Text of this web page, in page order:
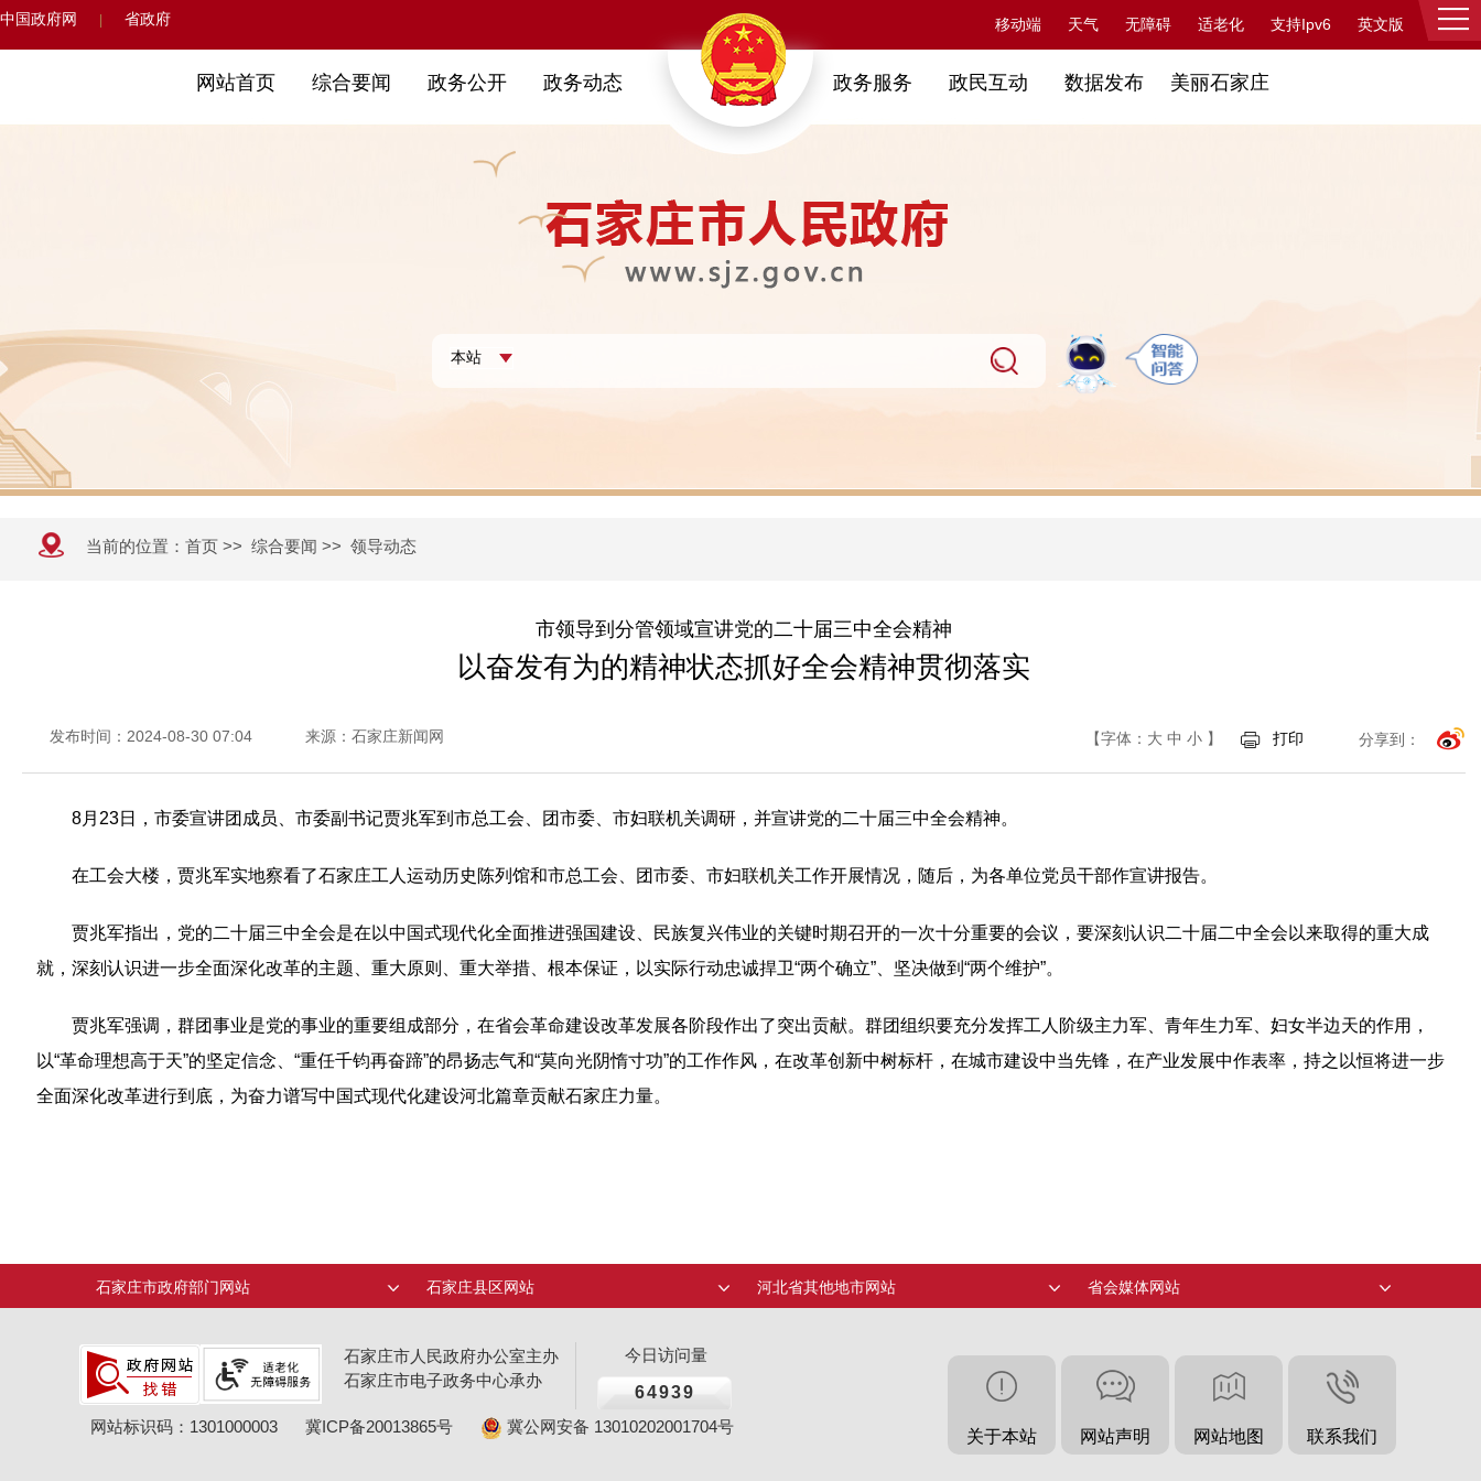
中国政府网 省政府 移动端 天气 无障碍 适老化 支持Ipv6 英文版 登录
网站首页 综合要闻 政务公开 政务动态 政务服务 政民互动 数据发布 美丽石家庄
当前的位置： 首页 >> 综合要闻 >> 领导动态
市领导到分管领域宣讲党的二十届三中全会精神
以奋发有为的精神状态抓好全会精神贯彻落实
发布时间：2024-08-30 07:04 来源：石家庄新闻网 【字体： 大 中 小 】 打印 分享到：
8月23日，市委宣讲团成员、市委副书记贾兆军到市总工会、团市委、市妇联机关调研，并宣讲党的二十届三中全会精神。
在工会大楼，贾兆军实地察看了石家庄工人运动历史陈列馆和市总工会、团市委、市妇联机关工作开展情况，随后，为各单位党员干部作宣讲报告。
贾兆军指出，党的二十届三中全会是在以中国式现代化全面推进强国建设、民族复兴伟业的关键时期召开的一次十分重要的会议，要深刻认识二十届二中全会以来取得的重大成
就，深刻认识进一步全面深化改革的主题、重大原则、重大举措、根本保证，以实际行动忠诚捍卫“两个确立”、坚决做到“两个维护”。
贾兆军强调，群团事业是党的事业的重要组成部分，在省会革命建设改革发展各阶段作出了突出贡献。群团组织要充分发挥工人阶级主力军、青年生力军、妇女半边天的作用，
以“革命理想高于天”的坚定信念、“重任千钧再奋蹄”的昂扬志气和“莫向光阴惰寸功”的工作作风，在改革创新中树标杆，在城市建设中当先锋，在产业发展中作表率，持之以恒将进一步
全面深化改革进行到底，为奋力谱写中国式现代化建设河北篇章贡献石家庄力量。